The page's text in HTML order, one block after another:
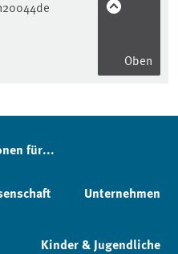
Oben
für...
Unternehmen
Kinder & Jugendliche